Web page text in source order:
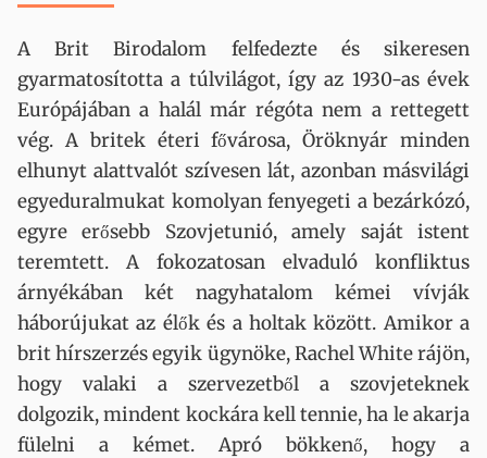
A Brit Birodalom felfedezte és sikeresen
gyarmatosította a túlvilágot, így az 1930-as évek
Európájában a halál már régóta nem a rettegett
vég. A britek éteri fővárosa, Öröknyár minden
elhunyt alattvalót szívesen lát, azonban másvilági
egyeduralmukat komolyan fenyegeti a bezárkózó,
egyre erősebb Szovjetunió, amely saját istent
teremtett. A fokozatosan elvaduló konfliktus
árnyékában két nagyhatalom kémei vívják
háborújukat az élők és a holtak között. Amikor a
brit hírszerzés egyik ügynöke, Rachel White rájön,
hogy valaki a szervezetből a szovjeteknek
dolgozik, mindent kockára kell tennie, ha le akarja
fülelni a kémet. Apró bökkenő, hogy a